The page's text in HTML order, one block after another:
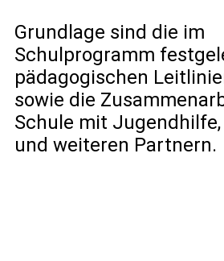
Grundlage sind die im
Schulprogramm
pädagogischen
sowie die
Schule mit
und weiteren Partnern.